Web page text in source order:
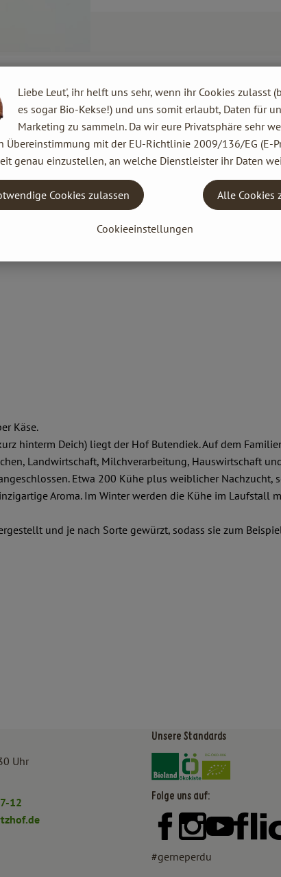
Käse.
hinterm Deich) liegt der Hof Butendiek. Auf dem
Landwirtschaft, Milchverarbeitung, Hauswirtschaft
Etwa 200 Kühe plus weiblicher Nachzucht,
Aroma. Im Winter werden die Kühe im Laufstall
und je nach Sorte gewürzt, sodass sie zum
Uhr
12
Unsere Standards
Externer Link zu
Externer Link
Folge uns auf:
Externer Link zu
Externer Link
Externer
#gerneperdu
Liebe Leut', ihr helft uns sehr, wenn ihr Cookies zulasst
es sogar Bio-Kekse!) und uns somit erlaubt, Daten für
Marketing zu sammeln. Da wir eure Privatsphäre sehr
Übereinstimmung mit der EU-Richtlinie 2009/136/EG (E-
genau einzustellen, an welche Dienstleister ihr Daten
Cookieeinstellungen
Cookies zulassen Alle Cookies